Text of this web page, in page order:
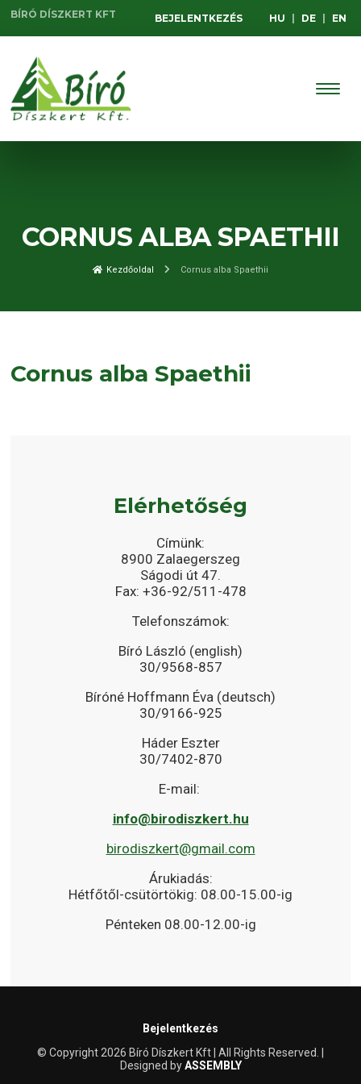
BÍRÓ DÍSZKERT KFT BEJELENTKEZÉS HU DE EN
CORNUS ALBA SPAETHII
Kezdőoldal Cornus alba Spaethii
Cornus alba Spaethii
Elérhetőség
Címünk:
8900 Zalaegerszeg
Ságodi út 47.
Fax: +36-92/511-478
Telefonszámok:
Bíró László (english)
30/9568-857
Bíróné Hoffmann Éva (deutsch)
30/9166-925
Háder Eszter
30/7402-870
E-mail:
info@birodiszkert.hu
birodiszkert@gmail.com
Árukiadás:
Hétfőtől-csütörtökig: 08.00-15.00-ig
Pénteken 08.00-12.00-ig
Bejelentkezés
© Copyright 2026 Bíró Díszkert Kft | All Rights Reserved. |
Designed byASSEMBLY